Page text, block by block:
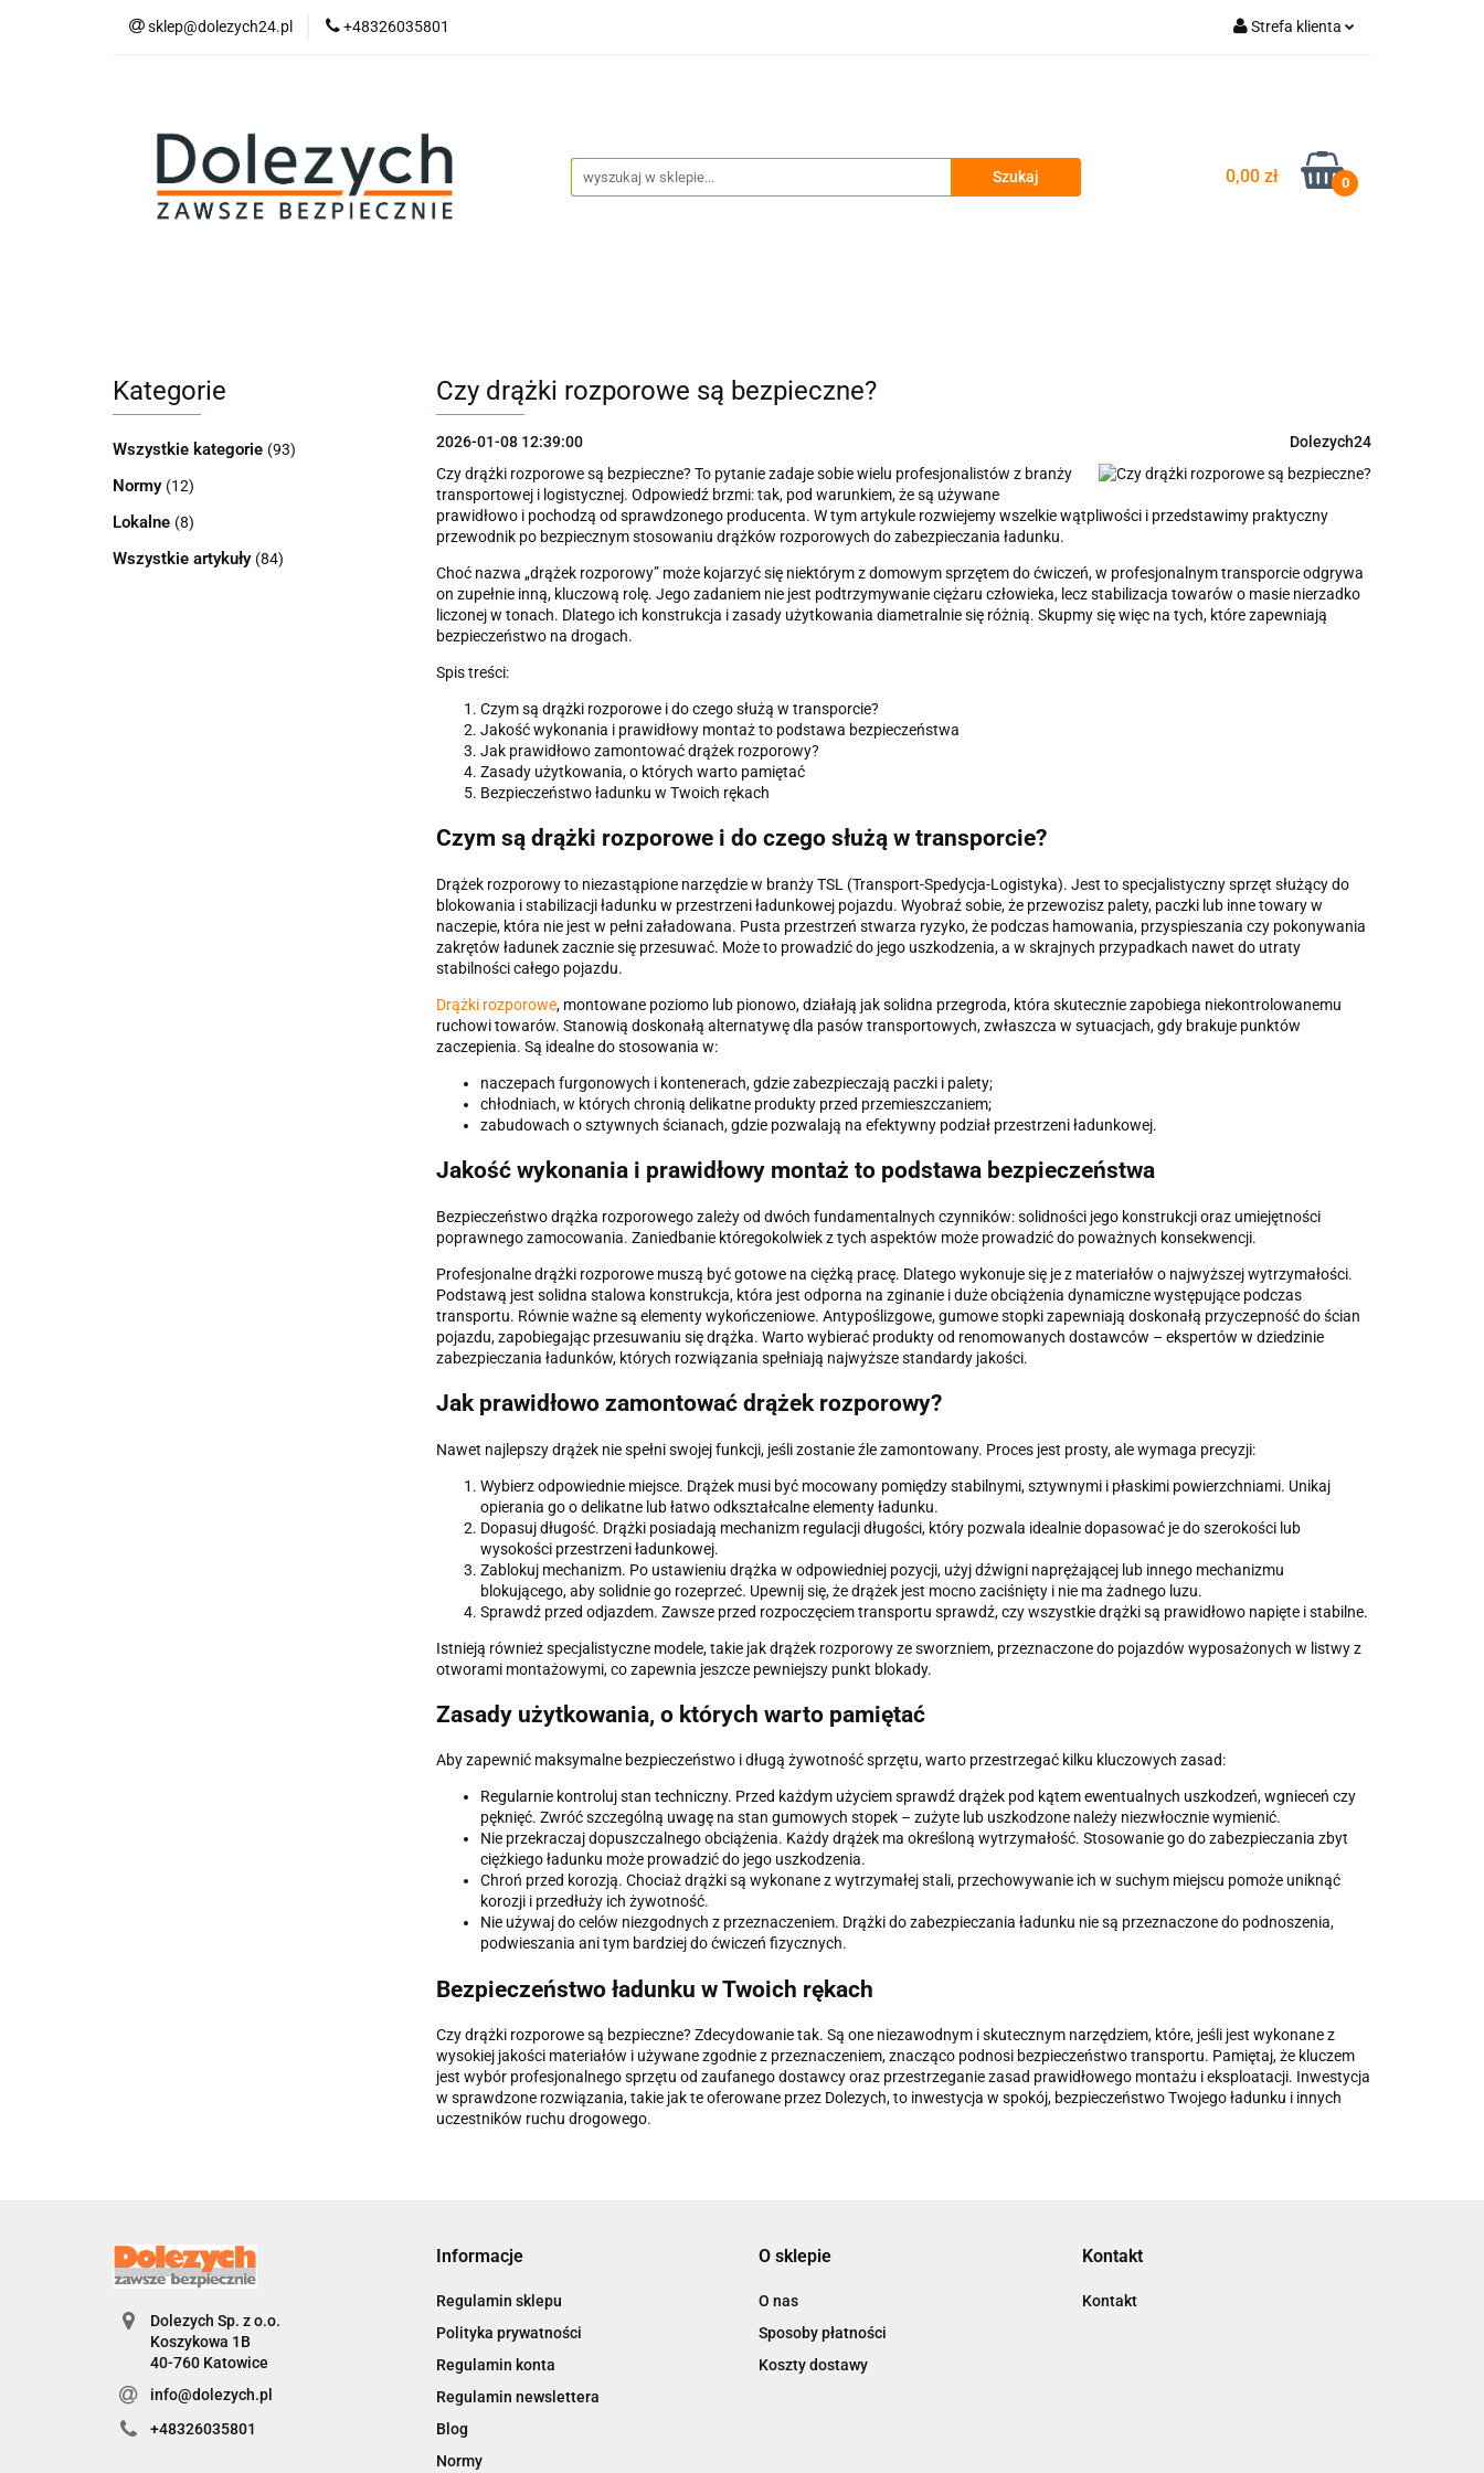
sklep@dolezych24.pl +48326035801 Strefa klienta
Dodaj zgłoszenie
Zgody cookies
0,00 zł 0
Technika mocowania
Kategorie
Wszystkie kategorie (93)
Normy (12)
Lokalne (8)
Wszystkie artykuły (84)
Czy drążki rozporowe są bezpieczne?
2026-01-08 12:39:00
Dolezych24
Czy drążki rozporowe są bezpieczne? To pytanie zadaje sobie wielu profesjonalistów z branży
transportowej i logistycznej. Odpowiedź brzmi: tak, pod warunkiem, że są używane
prawidłowo i pochodzą od sprawdzonego producenta. W tym artykule rozwiejemy wszelkie wątpliwości i przedstawimy praktyczny
przewodnik po bezpiecznym stosowaniu drążków rozporowych do zabezpieczania ładunku.
Choć nazwa „drążek rozporowy” może kojarzyć się niektórym z domowym sprzętem do ćwiczeń, w profesjonalnym transporcie odgrywa
on zupełnie inną, kluczową rolę. Jego zadaniem nie jest podtrzymywanie ciężaru człowieka, lecz stabilizacja towarów o masie nierzadko
liczonej w tonach. Dlatego ich konstrukcja i zasady użytkowania diametralnie się różnią. Skupmy się więc na tych, które zapewniają
bezpieczeństwo na drogach.
Spis treści:
Czym są drążki rozporowe i do czego służą w transporcie?
Jakość wykonania i prawidłowy montaż to podstawa bezpieczeństwa
Jak prawidłowo zamontować drążek rozporowy?
Zasady użytkowania, o których warto pamiętać
Bezpieczeństwo ładunku w Twoich rękach
Czym są drążki rozporowe i do czego służą w transporcie?
Drążek rozporowy to niezastąpione narzędzie w branży TSL (Transport-Spedycja-Logistyka). Jest to specjalistyczny sprzęt służący do
blokowania i stabilizacji ładunku w przestrzeni ładunkowej pojazdu. Wyobraź sobie, że przewozisz palety, paczki lub inne towary w
naczepie, która nie jest w pełni załadowana. Pusta przestrzeń stwarza ryzyko, że podczas hamowania, przyspieszania czy pokonywania
zakrętów ładunek zacznie się przesuwać. Może to prowadzić do jego uszkodzenia, a w skrajnych przypadkach nawet do utraty
stabilności całego pojazdu.
Drążki rozporowe, montowane poziomo lub pionowo, działają jak solidna przegroda, która skutecznie zapobiega niekontrolowanemu
ruchowi towarów. Stanowią doskonałą alternatywę dla pasów transportowych, zwłaszcza w sytuacjach, gdy brakuje punktów
zaczepienia. Są idealne do stosowania w:
naczepach furgonowych i kontenerach, gdzie zabezpieczają paczki i palety;
chłodniach, w których chronią delikatne produkty przed przemieszczaniem;
zabudowach o sztywnych ścianach, gdzie pozwalają na efektywny podział przestrzeni ładunkowej.
Jakość wykonania i prawidłowy montaż to podstawa bezpieczeństwa
Bezpieczeństwo drążka rozporowego zależy od dwóch fundamentalnych czynników: solidności jego konstrukcji oraz umiejętności
poprawnego zamocowania. Zaniedbanie któregokolwiek z tych aspektów może prowadzić do poważnych konsekwencji.
Profesjonalne drążki rozporowe muszą być gotowe na ciężką pracę. Dlatego wykonuje się je z materiałów o najwyższej wytrzymałości.
Podstawą jest solidna stalowa konstrukcja, która jest odporna na zginanie i duże obciążenia dynamiczne występujące podczas
transportu. Równie ważne są elementy wykończeniowe. Antypoślizgowe, gumowe stopki zapewniają doskonałą przyczepność do ścian
pojazdu, zapobiegając przesuwaniu się drążka. Warto wybierać produkty od renomowanych dostawców – ekspertów w dziedzinie
zabezpieczania ładunków, których rozwiązania spełniają najwyższe standardy jakości.
Jak prawidłowo zamontować drążek rozporowy?
Nawet najlepszy drążek nie spełni swojej funkcji, jeśli zostanie źle zamontowany. Proces jest prosty, ale wymaga precyzji:
Wybierz odpowiednie miejsce. Drążek musi być mocowany pomiędzy stabilnymi, sztywnymi i płaskimi powierzchniami. Unikaj
opierania go o delikatne lub łatwo odkształcalne elementy ładunku.
Dopasuj długość. Drążki posiadają mechanizm regulacji długości, który pozwala idealnie dopasować je do szerokości lub
wysokości przestrzeni ładunkowej.
Zablokuj mechanizm. Po ustawieniu drążka w odpowiedniej pozycji, użyj dźwigni naprężającej lub innego mechanizmu
blokującego, aby solidnie go rozeprzeć. Upewnij się, że drążek jest mocno zaciśnięty i nie ma żadnego luzu.
Sprawdź przed odjazdem. Zawsze przed rozpoczęciem transportu sprawdź, czy wszystkie drążki są prawidłowo napięte i stabilne.
Istnieją również specjalistyczne modele, takie jak drążek rozporowy ze sworzniem, przeznaczone do pojazdów wyposażonych w listwy z
otworami montażowymi, co zapewnia jeszcze pewniejszy punkt blokady.
Zasady użytkowania, o których warto pamiętać
Aby zapewnić maksymalne bezpieczeństwo i długą żywotność sprzętu, warto przestrzegać kilku kluczowych zasad:
Regularnie kontroluj stan techniczny. Przed każdym użyciem sprawdź drążek pod kątem ewentualnych uszkodzeń, wgnieceń czy
pęknięć. Zwróć szczególną uwagę na stan gumowych stopek – zużyte lub uszkodzone należy niezwłocznie wymienić.
Nie przekraczaj dopuszczalnego obciążenia. Każdy drążek ma określoną wytrzymałość. Stosowanie go do zabezpieczania zbyt
ciężkiego ładunku może prowadzić do jego uszkodzenia.
Chroń przed korozją. Chociaż drążki są wykonane z wytrzymałej stali, przechowywanie ich w suchym miejscu pomoże uniknąć
korozji i przedłuży ich żywotność.
Nie używaj do celów niezgodnych z przeznaczeniem. Drążki do zabezpieczania ładunku nie są przeznaczone do podnoszenia,
podwieszania ani tym bardziej do ćwiczeń fizycznych.
Bezpieczeństwo ładunku w Twoich rękach
Czy drążki rozporowe są bezpieczne? Zdecydowanie tak. Są one niezawodnym i skutecznym narzędziem, które, jeśli jest wykonane z
wysokiej jakości materiałów i używane zgodnie z przeznaczeniem, znacząco podnosi bezpieczeństwo transportu. Pamiętaj, że kluczem
jest wybór profesjonalnego sprzętu od zaufanego dostawcy oraz przestrzeganie zasad prawidłowego montażu i eksploatacji. Inwestycja
w sprawdzone rozwiązania, takie jak te oferowane przez Dolezych, to inwestycja w spokój, bezpieczeństwo Twojego ładunku i innych
uczestników ruchu drogowego.
Dolezych Sp. z o.o.
Koszykowa 1B
40-760 Katowice
info@dolezych.pl
+48326035801
Informacje
Regulamin sklepu
Polityka prywatności
Regulamin konta
Regulamin newslettera
Blog
Normy
O sklepie
O nas
Sposoby płatności
Koszty dostawy
Kontakt
Kontakt